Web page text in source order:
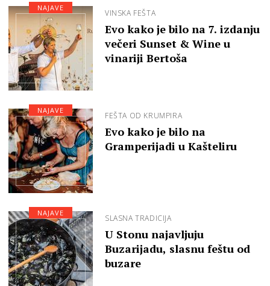
VINSKA FEŠTA
Evo kako je bilo na 7. izdanju
večeri Sunset & Wine u
vinariji Bertoša
NAJAVE
FEŠTA OD KRUMPIRA
Evo kako je bilo na
Gramperijadi u Kašteliru
NAJAVE
SLASNA TRADICIJA
U Stonu najavljuju
Buzarijadu, slasnu feštu od
buzare
NAJAVE